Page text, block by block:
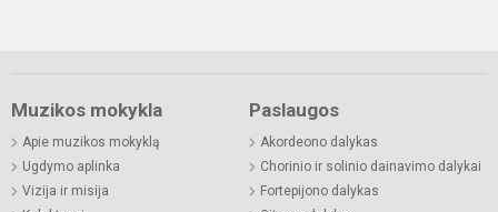
Muzikos mokykla
Apie muzikos mokyklą
Ugdymo aplinka
Vizija ir misija
Paslaugos
Akordeono dalykas
Chorinio ir solinio dainavimo dalykai
Fortepijono dalykas